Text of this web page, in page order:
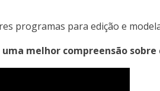
programas para edição e
melhor compreensão